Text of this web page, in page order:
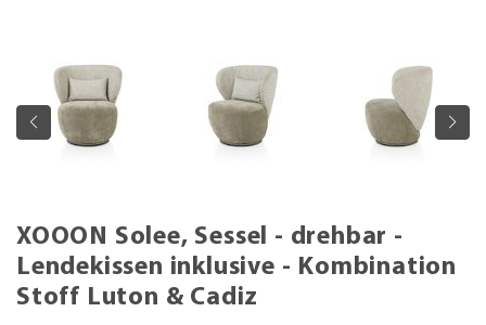
XOOON Solee, Sessel - drehbar -
Lendekissen inklusive - Kombination
Stoff Luton & Cadiz